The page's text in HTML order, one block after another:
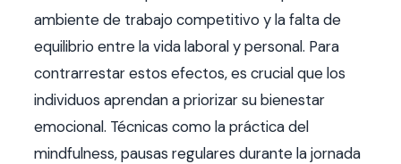
ambiente de trabajo competitivo y la falta de
equilibrio entre la vida laboral y personal. Para
contrarrestar estos efectos, es crucial que los
individuos aprendan a priorizar su bienestar
emocional. Técnicas como la práctica del
mindfulness, pausas regulares durante la jornada